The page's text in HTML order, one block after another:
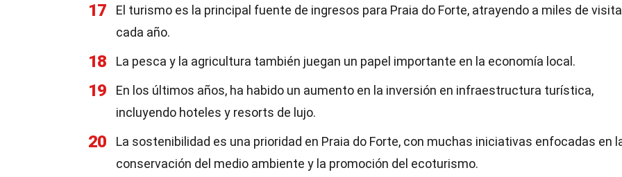
17
El turismo es la principal fuente de ingresos para Praia do Forte, atrayendo a miles de
cada año.
18 La pesca y la agricultura también juegan un papel importante en la economía local.
19
En los últimos años, ha habido un aumento en la inversión en infraestructura turística,
incluyendo hoteles y resorts de lujo.
20
La sostenibilidad es una prioridad en Praia do Forte, con muchas iniciativas enfocadas en
conservación del medio ambiente y la promoción del ecoturismo.